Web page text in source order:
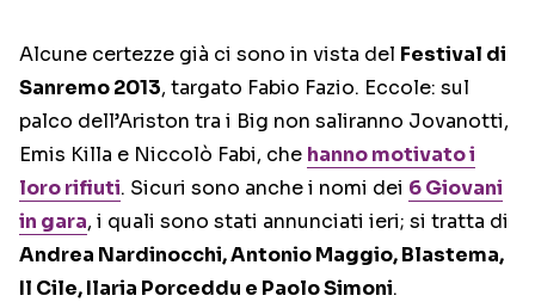
Alcune certezze già ci sono in vista del Festival di
Sanremo 2013, targato Fabio Fazio. Eccole: sul
palco dell’Ariston tra i Big non saliranno Jovanotti,
Emis Killa e Niccolò Fabi, che hanno motivato i
loro rifiuti. Sicuri sono anche i nomi dei 6 Giovani
in gara, i quali sono stati annunciati ieri; si tratta di
Andrea Nardinocchi, Antonio Maggio, Blastema,
Il Cile, Ilaria Porceddu e Paolo Simoni.